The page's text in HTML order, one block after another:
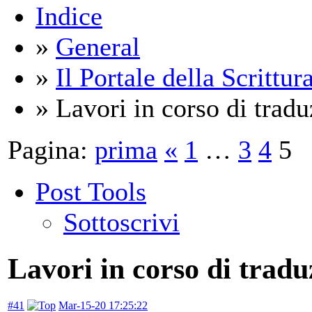
Indice
» General
» Il Portale della
» Lavori in corso di
Pagina: prima « 1 … 3 4 5
Post Tools
Sottoscrivi
Lavori in corso di
#41 Mar-15-20 17:25:22